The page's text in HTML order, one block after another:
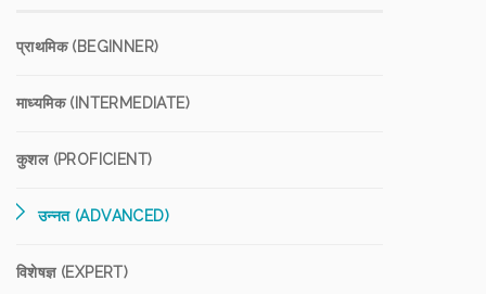
प्राथमिक (BEGINNER)
माध्यमिक (INTERMEDIATE)
कुशल (PROFICIENT)
उन्नत (ADVANCED)
विशेषज्ञ (EXPERT)